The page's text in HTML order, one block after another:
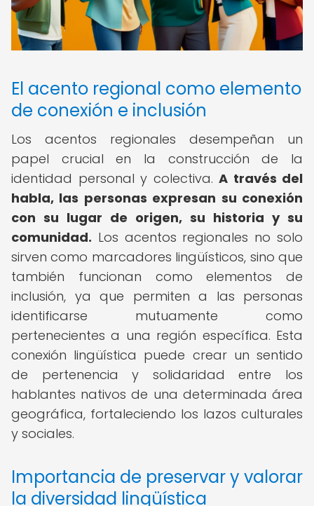
El acento regional como elemento
de conexión e inclusión
Los acentos regionales desempeñan un
papel crucial en la construcción de la
identidad personal y colectiva. A través del
habla, las personas expresan su conexión
con su lugar de origen, su historia y su
comunidad. Los acentos regionales no solo
sirven como marcadores lingüísticos, sino que
también funcionan como elementos de
inclusión, ya que permiten a las personas
identificarse mutuamente como
pertenecientes a una región específica. Esta
conexión lingüística puede crear un sentido
de pertenencia y solidaridad entre los
hablantes nativos de una determinada área
geográfica, fortaleciendo los lazos culturales
y sociales.
Importancia de preservar y valorar
la diversidad lingüística